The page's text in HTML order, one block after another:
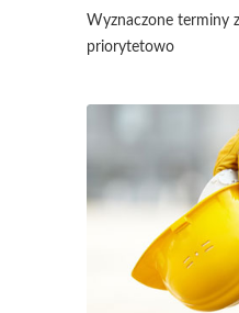
Wyznaczone terminy
priorytetowo